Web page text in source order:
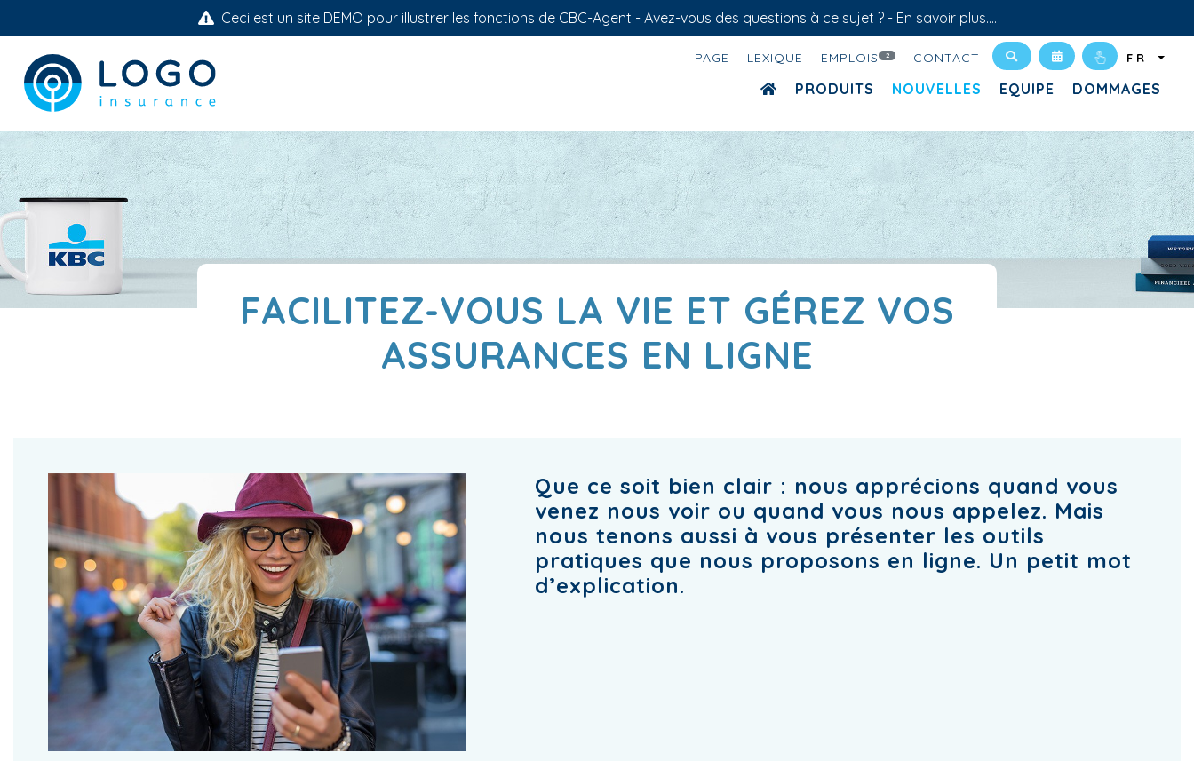
Ceci est un site DEMO pour illustrer les fonctions de CBC-Agent - Avez-vous des questions à ce sujet ? - En savoir plus....
PAGE LEXIQUE EMPLOIS 2 CONTACT FR
PRODUITS NOUVELLES EQUIPE DOMMAGES
FACILITEZ-VOUS LA VIE ET GÉREZ VOS
ASSURANCES EN LIGNE
Que ce soit bien clair : nous apprécions quand vous
venez nous voir ou quand vous nous appelez. Mais
nous tenons aussi à vous présenter les outils
pratiques que nous proposons en ligne. Un petit mot
d’explication.